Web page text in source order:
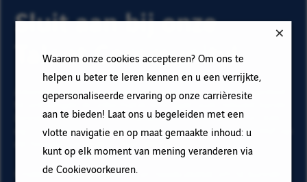
Waarom onze cookies accepteren? Om ons te
helpen u beter te leren kennen en u een verrijkte,
gepersonaliseerde ervaring op onze carrièresite
aan te bieden! Laat ons u begeleiden met een
vlotte navigatie en op maat gemaakte inhoud: u
kunt op elk moment van mening veranderen via
de Cookievoorkeuren.
Sluit aan bij onze
Talent Community!
Abonneer op onze e-mail alerts om ons vacature aanbod
te ontvangen en informatie te krijgen over nieuwe banen
binnen Vinci. Vul uw e-mailadres en voorkeuren in. Klik
op "Toevoegen" en vervolgens op "Abonneren" en blijf op
de hoogte via onze e-mail alerts!
Onderstaande gegevens zijn noodzakelijk om te kunnen